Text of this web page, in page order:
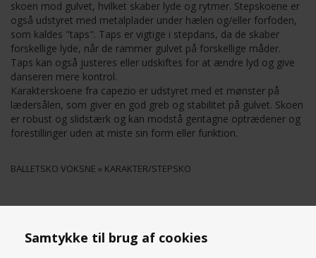
Samtykke til brug af cookies
skoen mod gulvet, hvilket skaber lyde og rytmer. Stepskoene er
også udstyret med metalplader under hælen og/eller forfoden,
som kaldes "taps". Taps er vigtige i stepdans, da de skaber
forskellige lyde, når de rammer gulvet på forskellige måder.
Taps kan også justeres eller udskiftes for at ændre lyd og give
danseren mere kontrol.
Karakterskoene fra capezio er udstyret med et mønster på
lædersålen, som giver en god greb og stabilitet på gulvet. Skoen
er robust og slidstærk og kan modstå gentagne optrædener og
forestillinger uden at miste sin form eller funktion.
BALLETSKO VOKSNE » KARAKTER/STEPSKO
CAPEZIO STEPSKO I
SKIND
CAPEZIO TERRA
STEPSKO I SORT PU